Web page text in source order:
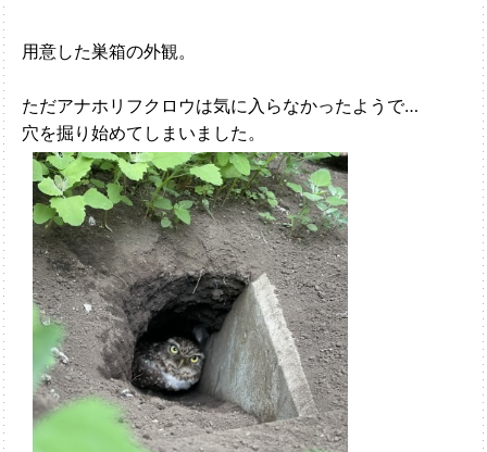
用意した巣箱の外観。
ただアナホリフクロウは気に入らなかったようで…
穴を掘り始めてしまいました。